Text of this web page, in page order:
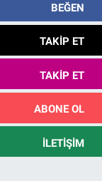
BEĞEN
TAKIP ET
TAKIP ET
ABONE OL
İLETIŞIM